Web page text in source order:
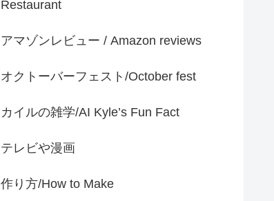
Restaurant
アマゾンレビュー / Amazon reviews
オクトーバーフェスト/October fest
カイルの雑学/AI Kyle’s Fun Fact
テレビや漫画
作り方/How to Make